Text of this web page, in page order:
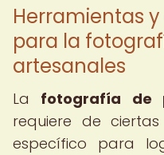
Herramientas
para la
artesanales
La fotografía de
requiere de
específico para